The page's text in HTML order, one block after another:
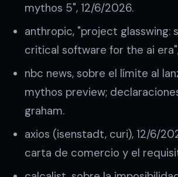
mythos 5", 12/6/2026.
anthropic, "project glasswing:
critical software for the ai
nbc news, sobre el límite al
mythos preview;
graham.
axios (isenstadt, curi), 12/6/
carta de comercio y el